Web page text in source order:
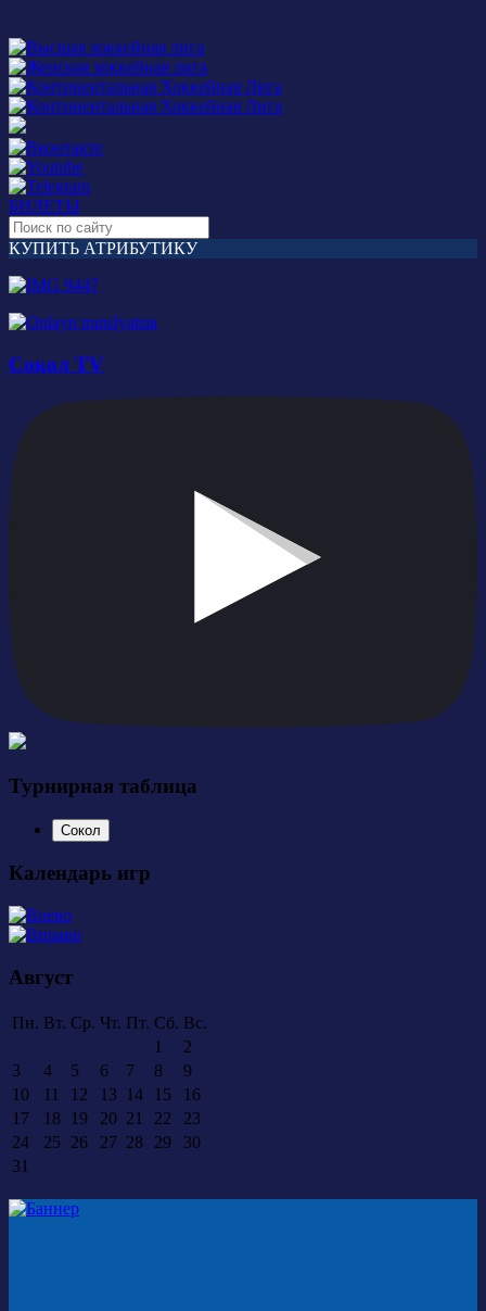
БИЛЕТЫ
КУПИТЬ АТРИБУТИКУ
Сокол TV
Турнирная таблица
Сокол
Календарь игр
Август
Пн. Вт. Ср. Чт. Пт. Сб. Вс.
1
2
3
4 5 6 7 8
9
10
11 12 13 14 15
16
17
18 19 20 21 22
23
24
25 26 27 28 29
30
31